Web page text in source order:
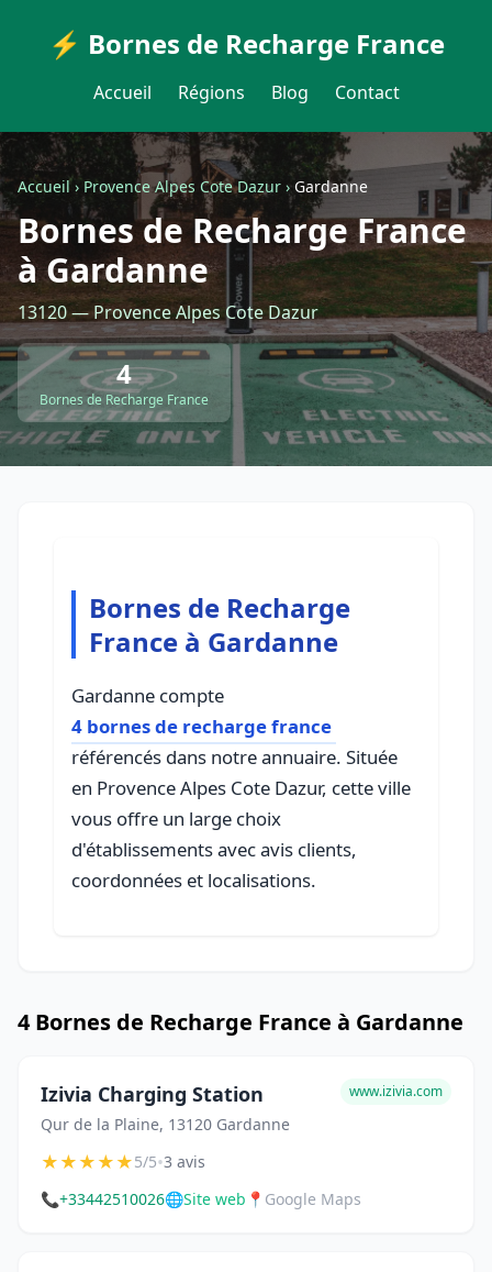
⚡ Bornes de Recharge France
Accueil Régions Blog Contact
Accueil›Provence Alpes Cote Dazur ›Gardanne
Bornes de Recharge France
à Gardanne
13120 — Provence Alpes Cote Dazur
4
Bornes de Recharge France
Bornes de Recharge
France à Gardanne
Gardanne compte
4 bornes de recharge france
référencés dans notre annuaire. Située
en Provence Alpes Cote Dazur, cette ville
vous offre un large choix
d'établissements avec avis clients,
coordonnées et localisations.
4 Bornes de Recharge France à Gardanne
Izivia Charging Station
Qur de la Plaine, 13120 Gardanne
www.izivia.com
★★★★★5/5•3 avis
📞+33442510026🌐Site web 📍 Google Maps